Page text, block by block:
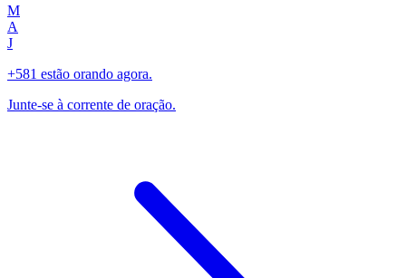
M
A
J
+581 estão orando agora.
Junte-se à corrente de oração.